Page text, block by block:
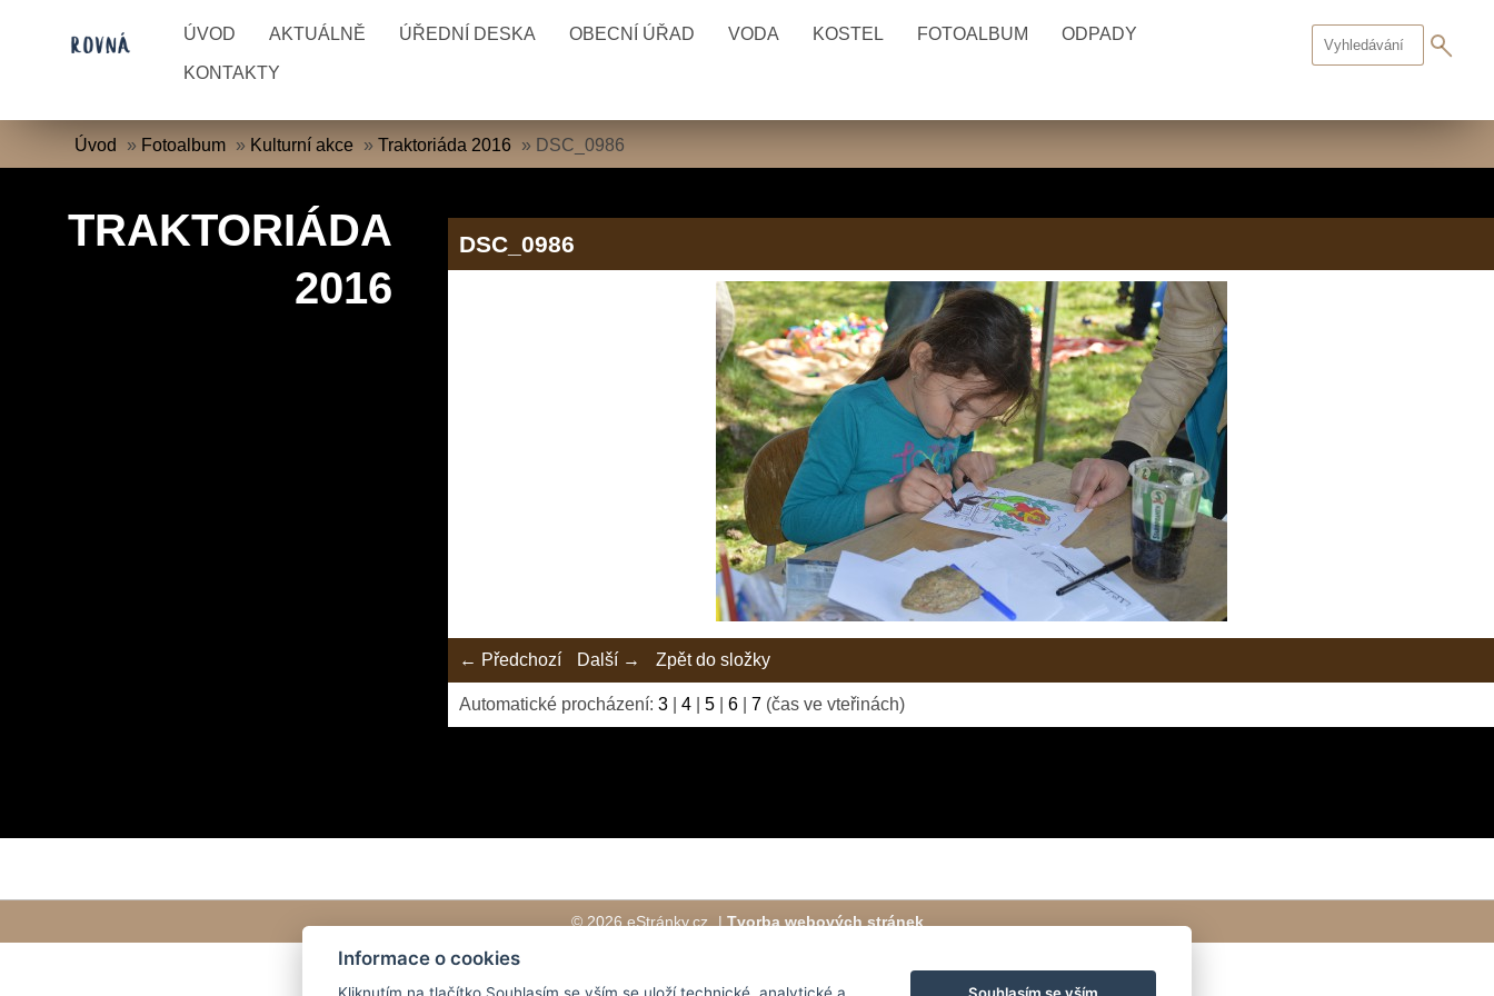
ÚVOD AKTUÁLNĚ ÚŘEDNÍ DESKA OBECNÍ ÚŘAD VODA KOSTEL FOTOALBUM ODPADY
KONTAKTY
Úvod » Fotoalbum » Kulturní akce »Traktoriáda 2016 » DSC_0986
TRAKTORIÁDA
2016
DSC_0986
← Předchozí Další → Zpět do složky
Automatické procházení:3 |4 |5 |6 |7 (čas ve vteřinách)
© 2026 eStránky.cz | Tvorba webových stránek
Informace o cookies